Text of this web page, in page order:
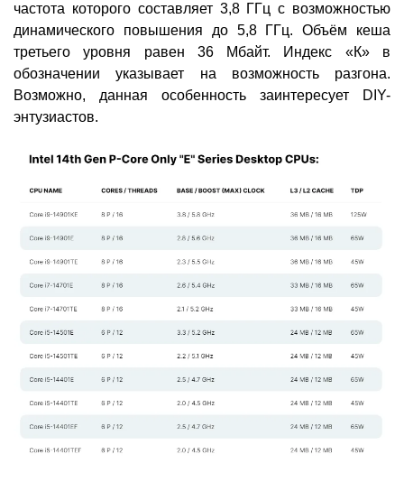
частота которого составляет 3,8 ГГц с возможностью
динамического повышения до 5,8 ГГц. Объём кеша
третьего уровня равен 36 Мбайт. Индекс «К» в
обозначении указывает на возможность разгона.
Возможно, данная особенность заинтересует DIY-
энтузиастов.